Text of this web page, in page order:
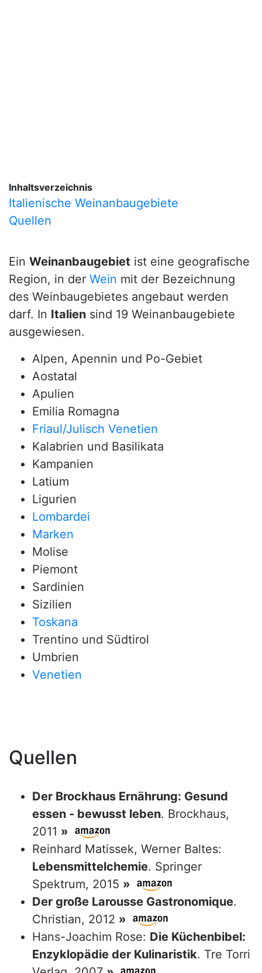
Inhaltsverzeichnis
Italienische Weinanbaugebiete
Quellen
Ein Weinanbaugebiet ist eine geografische
Region, in der Wein mit der Bezeichnung
des Weinbaugebietes angebaut werden
darf. In Italien sind 19 Weinanbaugebiete
ausgewiesen.
Alpen, Apennin und Po-Gebiet
Aostatal
Apulien
Emilia Romagna
Friaul/Julisch Venetien
Kalabrien und Basilikata
Kampanien
Latium
Ligurien
Lombardei
Marken
Molise
Piemont
Sardinien
Sizilien
Toskana
Trentino und Südtirol
Umbrien
Venetien
Quellen
Der Brockhaus Ernährung: Gesund
essen - bewusst leben. Brockhaus,
2011 »
Reinhard Matissek, Werner Baltes:
Lebensmittelchemie. Springer
Spektrum, 2015 »
Der große Larousse Gastronomique.
Christian, 2012 »
Hans-Joachim Rose: Die Küchenbibel:
Enzyklopädie der Kulinaristik. Tre Torri